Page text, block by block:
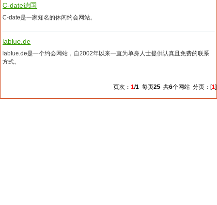
C-date德国
C-date是一家知名的休闲约会网站。
lablue.de
lablue.de是一个约会网站，自2002年以来一直为单身人士提供认真且免费的联系
方式。
页次： 1/1 每页25 共6个网站 分页：[1]